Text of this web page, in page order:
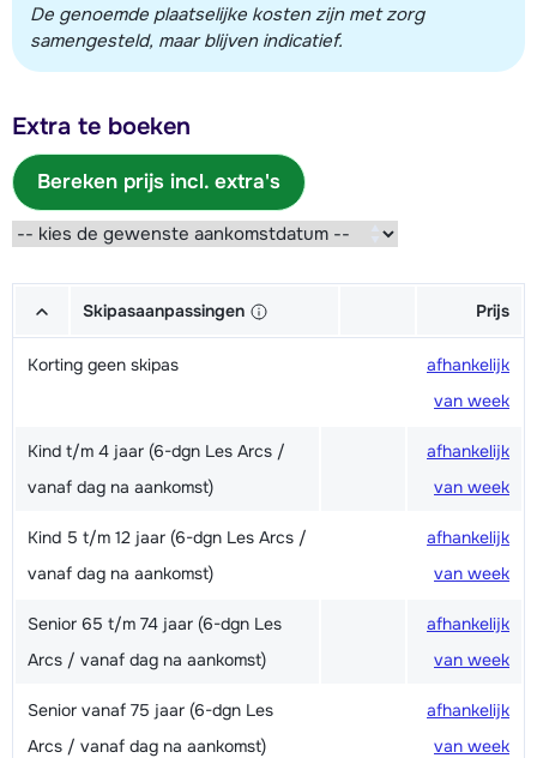
De genoemde plaatselijke kosten zijn met zorg
samengesteld, maar blijven indicatief.
Extra te boeken
Bereken prijs incl. extra's
Skipasaanpassingen Prijs
Korting geen skipas
afhankelijk
van week
Kind t/m 4 jaar (6-dgn Les Arcs /
vanaf dag na aankomst)
afhankelijk
van week
Kind 5 t/m 12 jaar (6-dgn Les Arcs /
vanaf dag na aankomst)
afhankelijk
van week
Senior 65 t/m 74 jaar (6-dgn Les
Arcs / vanaf dag na aankomst)
afhankelijk
van week
Senior vanaf 75 jaar (6-dgn Les
Arcs / vanaf dag na aankomst)
afhankelijk
van week